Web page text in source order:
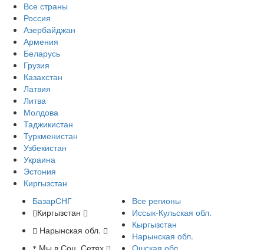
Все страны
Россия
Азербайджан
Армения
Беларусь
Грузия
Казахстан
Латвия
Литва
Молдова
Таджикистан
Туркменистан
Узбекистан
Украина
Эстония
Киргызстан
БазарСНГ
Киргызстан
Нарынская обл.
Мы в Соц. Сетях
Все регионы
Иссык-Кульская обл.
Кыргызстан
Нарынская обл.
Ошская обл.